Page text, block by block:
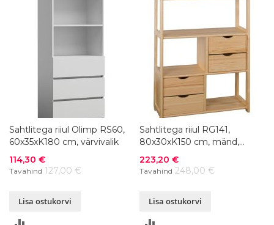
Sahtlitega riiul Olimp RS60,
60x35xK180 cm, värvivalik
Soodushind
114,30 €
Tavahind 127,00 €
Lisa ostukorvi
Sahtlitega riiul RG141,
80x30xK150 cm, mänd,
värvivalik
Soodushind
223,20 €
Tavahind 248,00 €
Lisa ostukorvi